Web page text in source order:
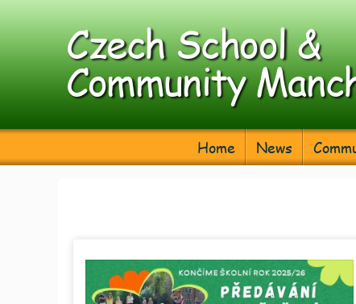
Czech School &
Community
Home News